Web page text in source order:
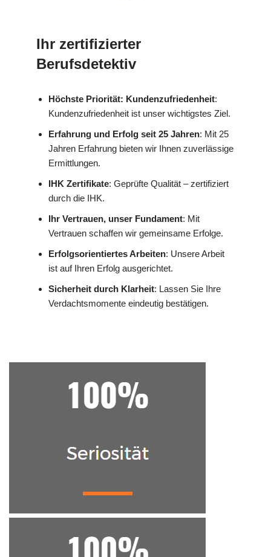
Ihr zertifizierter
Berufsdetektiv
Höchste Priorität: Kundenzufriedenheit:
Kundenzufriedenheit ist unser wichtigstes Ziel.
Erfahrung und Erfolg seit 25 Jahren: Mit 25
Jahren Erfahrung bieten wir Ihnen zuverlässige
Ermittlungen.
IHK Zertifikate: Geprüfte Qualität – zertifiziert
durch die IHK.
Ihr Vertrauen, unser Fundament: Mit
Vertrauen schaffen wir gemeinsame Erfolge.
Erfolgsorientiertes Arbeiten: Unsere Arbeit
ist auf Ihren Erfolg ausgerichtet.
Sicherheit durch Klarheit: Lassen Sie Ihre
Verdachtsmomente eindeutig bestätigen.